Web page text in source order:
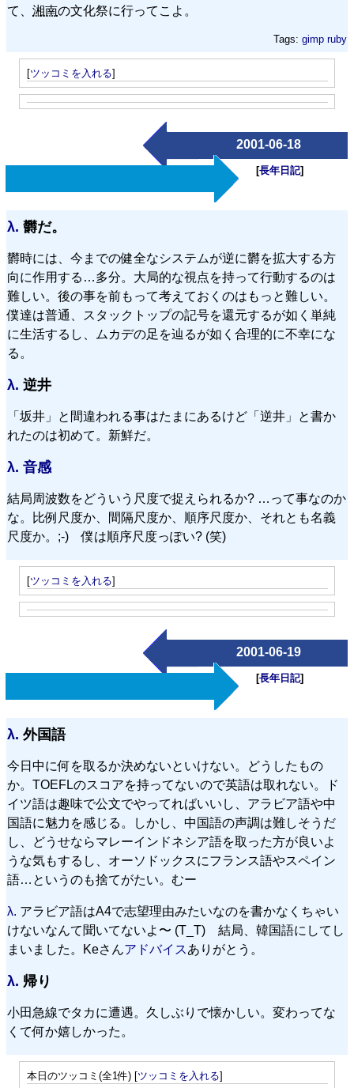
て、 湘南の文化祭に行ってこよ。
Tags: gimp ruby
[ツッコミを入れる]
2001-06-18
[長年日記]
λ. 欝だ。
欝時には、今までの健全なシステムが逆に欝を拡大する方
向に作用する…多分。大局的な視点を持って行動するのは
難しい。後の事を前もって考えておくのはもっと難しい。
僕達は普通、スタックトップの記号を還元するが如く単純
に生活するし、ムカデの足を辿るが如く合理的に不幸にな
る。
λ. 逆井
「坂井」と間違われる事はたまにあるけど「逆井」と書か
れたのは初めて。新鮮だ。
λ. 音感
結局周波数をどういう尺度で捉えられるか? …って事なのか
な。比例尺度か、間隔尺度か、順序尺度か、それとも名義
尺度か。;-) 僕は順序尺度っぽい? (笑)
[ツッコミを入れる]
2001-06-19
[長年日記]
λ. 外国語
今日中に何を取るか決めないといけない。どうしたもの
か。TOEFLのスコアを持ってないので英語は取れない。ド
イツ語は趣味で公文でやってればいいし、アラビア語や中
国語に魅力を感じる。しかし、中国語の声調は難しそうだ
し、どうせならマレーインドネシア語を取った方が良いよ
うな気もするし、オーソドックスにフランス語やスペイン
語…というのも捨てがたい。むー
λ. アラビア語はA4で志望理由みたいなのを書かなくちゃい
けないなんて聞いてないよ〜 (T_T) 結局、韓国語にしてし
まいました。Keさんアドバイスありがとう。
λ. 帰り
小田急線でタカに遭遇。久しぶりで懐かしい。変わってな
くて何か嬉しかった。
本日のツッコミ(全1件) [ツッコミを入れる]